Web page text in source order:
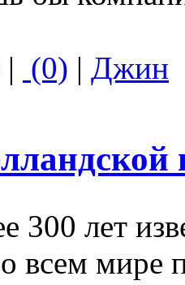
(0) | Джин
300 лет
всем мире